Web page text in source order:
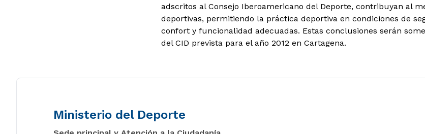
adscritos al Consejo Iberoamericano del Deporte, contribuyan al
deportivas, permitiendo la práctica deportiva en condiciones de
confort y funcionalidad adecuadas. Estas conclusiones serán
del CID prevista para el año 2012 en Cartagena.
Ministerio del Deporte